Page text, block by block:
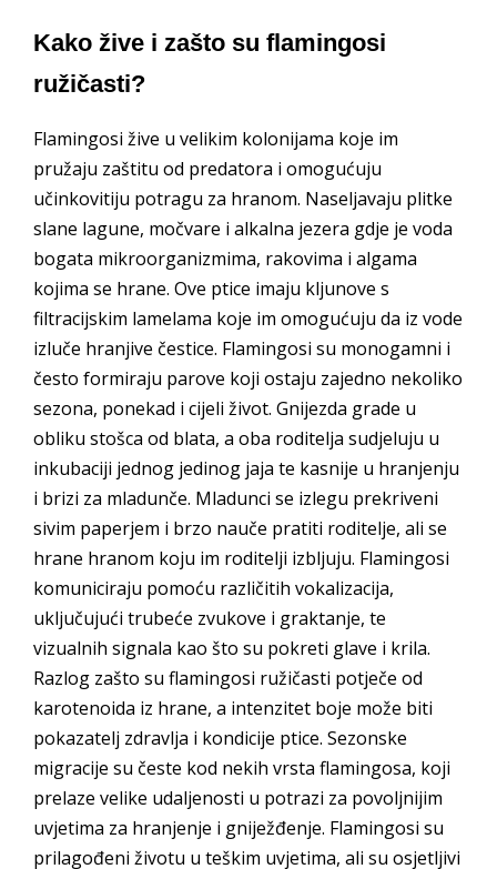
Kako žive i zašto su flamingosi
ružičasti?
Flamingosi žive u velikim kolonijama koje im
pružaju zaštitu od predatora i omogućuju
učinkovitiju potragu za hranom. Naseljavaju plitke
slane lagune, močvare i alkalna jezera gdje je voda
bogata mikroorganizmima, rakovima i algama
kojima se hrane. Ove ptice imaju kljunove s
filtracijskim lamelama koje im omogućuju da iz vode
izluče hranjive čestice. Flamingosi su monogamni i
često formiraju parove koji ostaju zajedno nekoliko
sezona, ponekad i cijeli život. Gnijezda grade u
obliku stošca od blata, a oba roditelja sudjeluju u
inkubaciji jednog jedinog jaja te kasnije u hranjenju
i brizi za mladunče. Mladunci se izlegu prekriveni
sivim paperjem i brzo nauče pratiti roditelje, ali se
hrane hranom koju im roditelji izbljuju. Flamingosi
komuniciraju pomoću različitih vokalizacija,
uključujući trubeće zvukove i graktanje, te
vizualnih signala kao što su pokreti glave i krila.
Razlog zašto su flamingosi ružičasti potječe od
karotenoida iz hrane, a intenzitet boje može biti
pokazatelj zdravlja i kondicije ptice. Sezonske
migracije su česte kod nekih vrsta flamingosa, koji
prelaze velike udaljenosti u potrazi za povoljnijim
uvjetima za hranjenje i gniježđenje. Flamingosi su
prilagođeni životu u teškim uvjetima, ali su osjetljivi